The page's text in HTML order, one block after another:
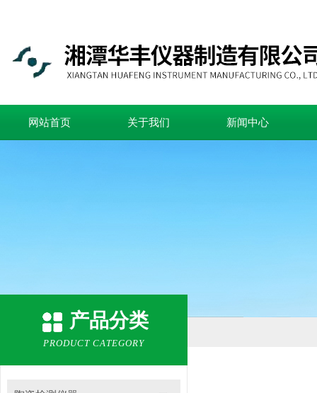
网站首页 关于我们 新闻中心
产品分类
PRODUCT CATEGORY